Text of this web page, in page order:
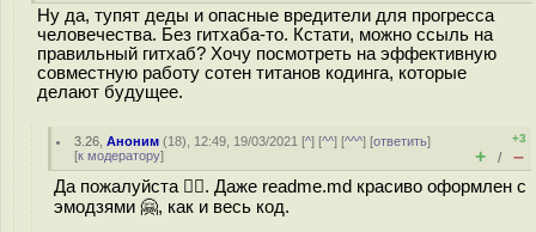
Ну да, тупят деды и опасные вредители для прогресса
человечества. Без гитхаба-то. Кстати, можно ссыль на
правильный гитхаб? Хочу посмотреть на эффективную
совместную работу сотен титанов кодинга, которые
делают будущее.
3.26 ,Аноним (18), 12:49, 19/03/2021 [^] [^^] [^^^] [ответить]
[к модератору]
+3
+ / –
Да пожалуйста 🤷‍♀️. Даже readme.md красиво оформлен с
эмодзями 🤗, как и весь код.